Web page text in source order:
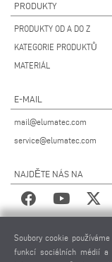
PRODUKTY
PRODUKTY OD A DO Z
KATEGORIE PRODUKTŮ
MATERIÁL
E-MAIL
mail@elumatec.com
service@elumatec.com
NAJDĚTE NÁS NA
PRÁVNÍ UPOZORNĚNÍ
IMPRESUM
Soubory cookie
funkcí sociálních médií a